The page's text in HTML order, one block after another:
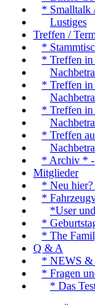
* Smalltalk
Lustiges
Treffen /
*
* Treffen in
* Treffen in
* Treffen
* Treffen
* Archiv * -
Mitglieder
* Neu
*
*User
*
* The
Q & A
* NEWS &
* Fragen
* Das